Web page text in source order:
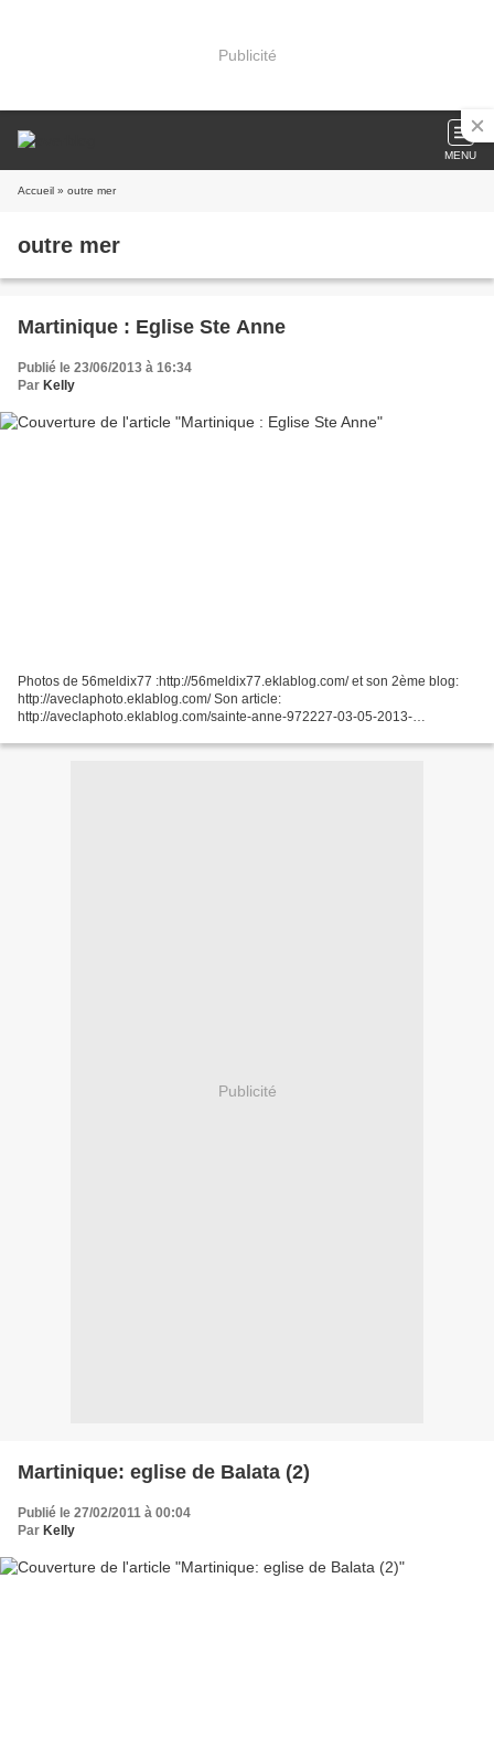
Publicité
MENU
Accueil » outre mer
outre mer
Martinique : Eglise Ste Anne
Publié le 23/06/2013 à 16:34
Par Kelly
Photos de 56meldix77 :http://56meldix77.eklablog.com/ et son 2ème blog:
http://aveclaphoto.eklablog.com/ Son article:
http://aveclaphoto.eklablog.com/sainte-anne-972227-03-05-2013-
Publicité
Martinique: eglise de Balata (2)
Publié le 27/02/2011 à 00:04
Par Kelly